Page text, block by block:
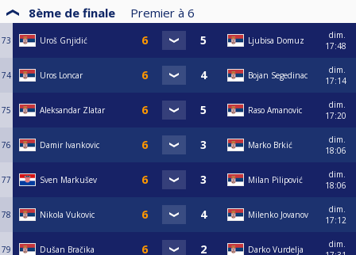
8ème de finale Premier à 6
73 Uroš Gnjidić Ljubisa Domuz
dim.
17:48
74 Uros Loncar Bojan Segedinac
dim.
17:14
75 Aleksandar Zlatar Raso Amanovic
dim.
17:20
76 Damir Ivankovic Marko Brkić
dim.
18:06
77 Sven Markušev Milan Pilipović
dim.
18:06
78 Nikola Vukovic Milenko Jovanov
dim.
17:12
79 Dušan Bračika Darko Vurdelja
dim.